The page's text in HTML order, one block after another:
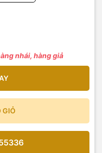
nhái, hàng giả
GIỎ